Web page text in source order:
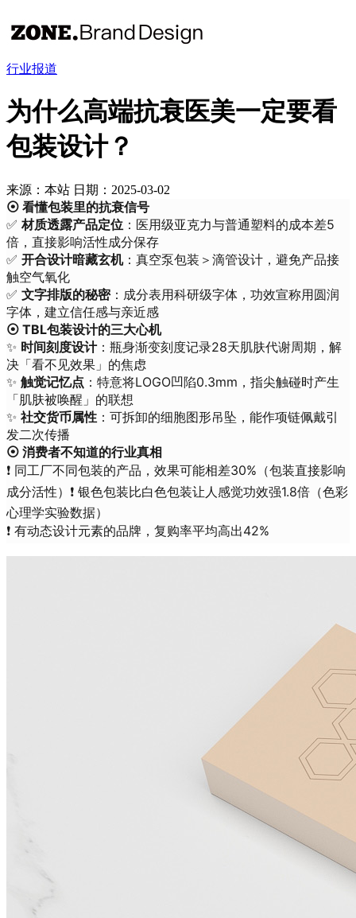
行业报道
为什么高端抗衰医美一定要看
包装设计？
来源：本站 日期：2025-03-02
⦿ 看懂包装里的抗衰信号
✅材质透露产品定位 ：医用级亚克力与普通塑料的成本差5
倍，直接影响活性成分保存
✅ 开合设计暗藏玄机：真空泵包装＞滴管设计，避免产品接
触空气氧化
✅ 文字排版的秘密：成分表用科研级字体，功效宣称用圆润
字体，建立信任感与亲近感
⦿ TBL包装设计的三大心机
✨ 时间刻度设计：瓶身渐变刻度记录28天肌肤代谢周期，解
决「看不见效果」的焦虑
✨ 触觉记忆点 ：特意将LOGO凹陷0.3mm，指尖触碰时产生
「肌肤被唤醒」的联想
✨ 社交货币属性 ：可拆卸的细胞图形吊坠，能作项链佩戴引
发二次传播
⦿ 消费者不知道的行业真相
❗ 同工厂不同包装的产品，效果可能相差30%（包装直接影响
成分活性）❗ 银色包装比白色包装让人感觉功效强1.8倍（色彩
心理学实验数据）
❗ 有动态设计元素的品牌，复购率平均高出42%